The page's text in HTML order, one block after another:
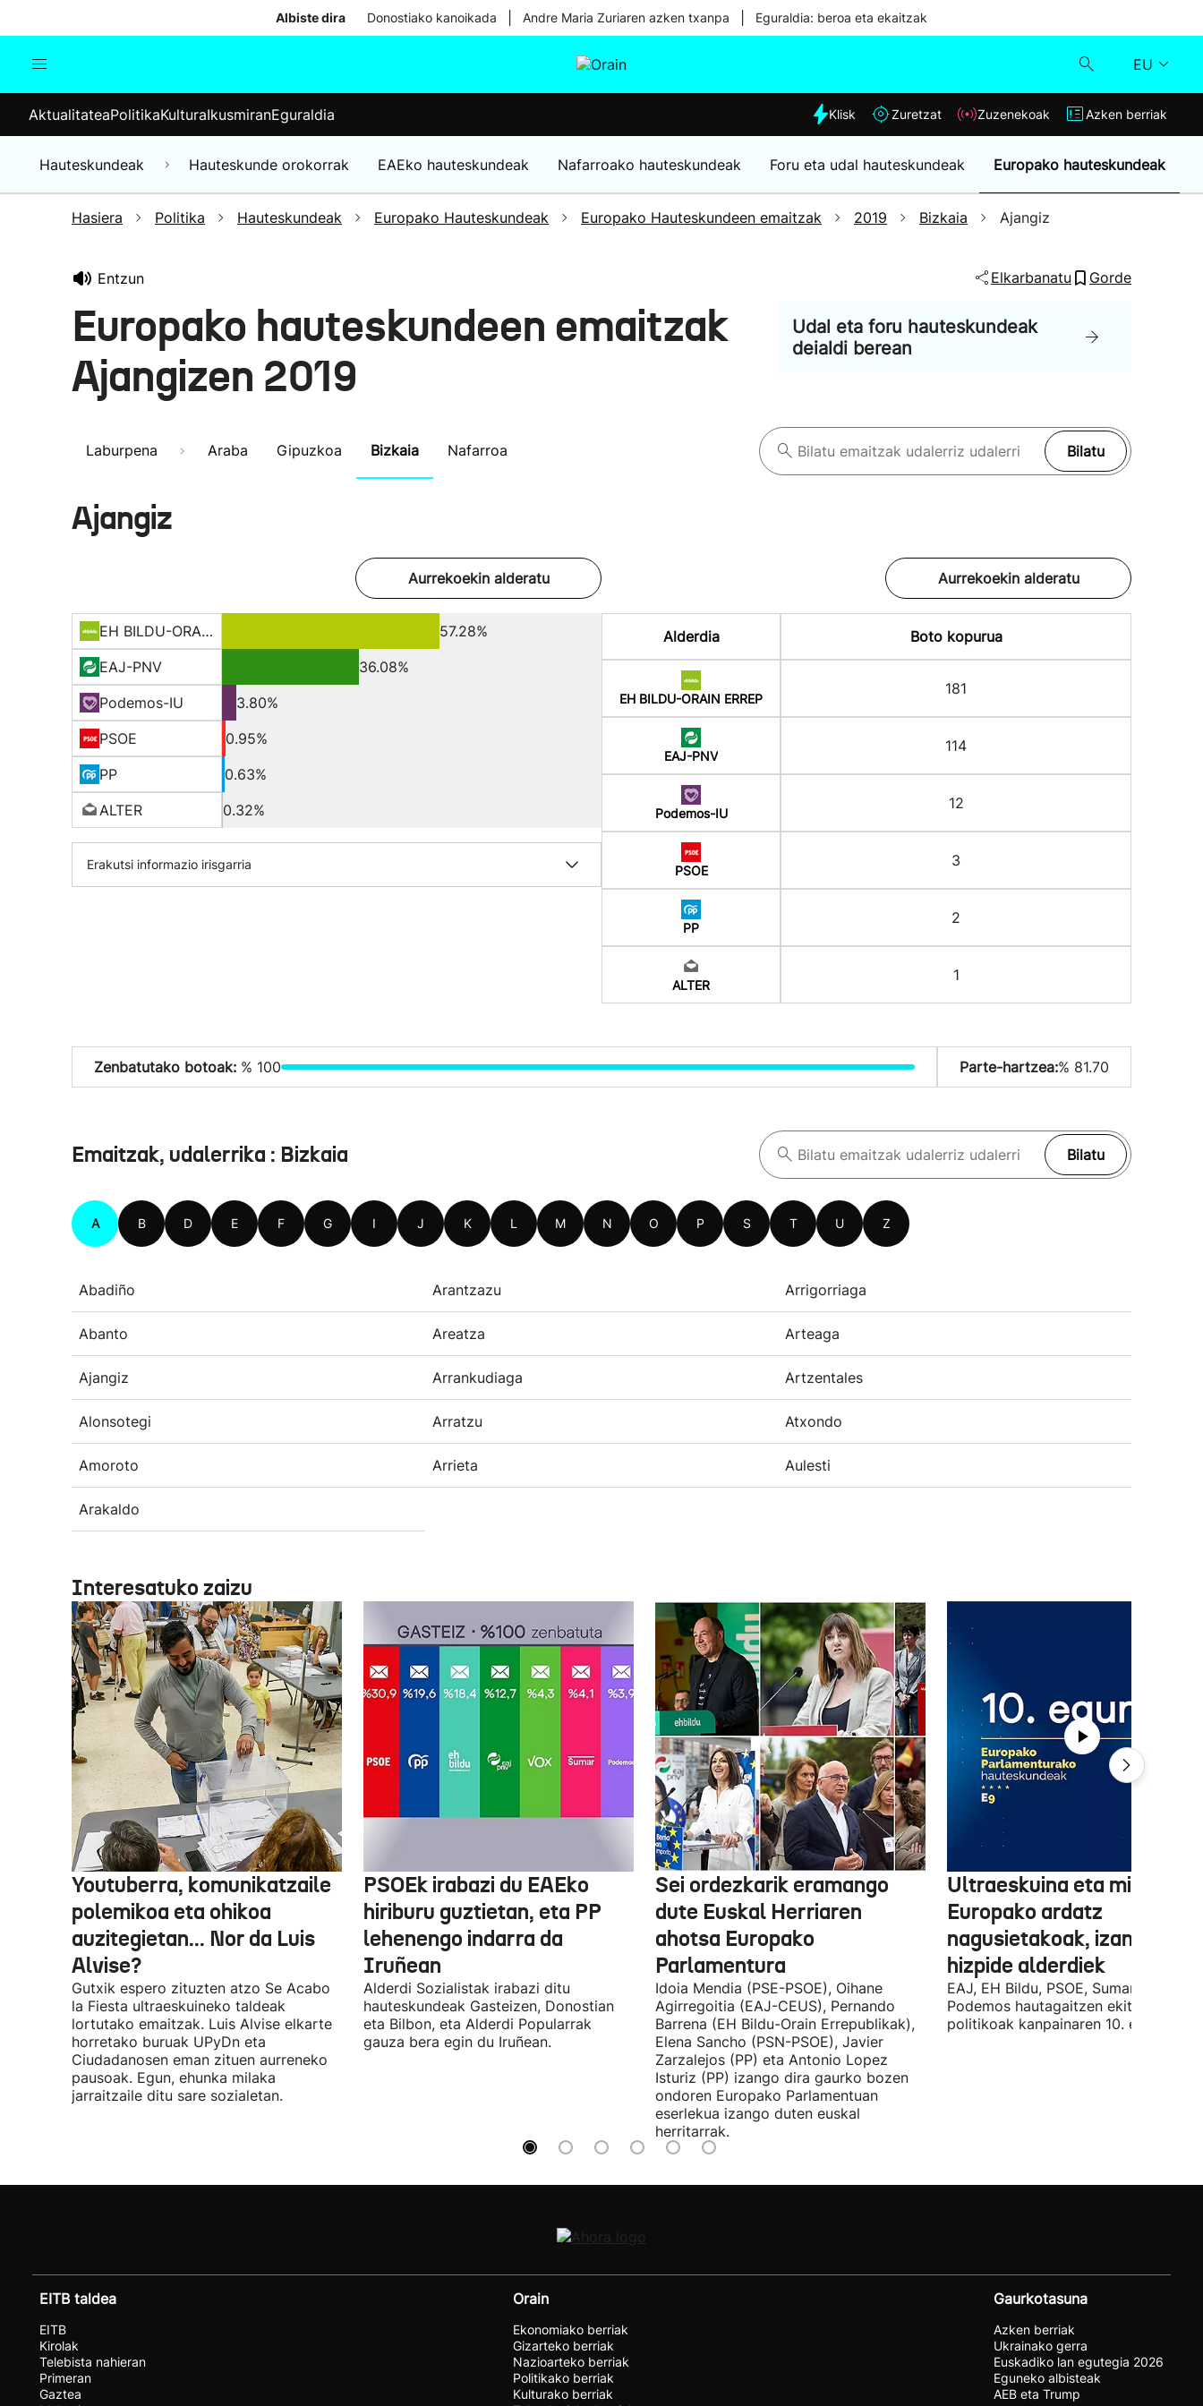
Albiste dira Donostiako kanoikada Andre Maria Zuriaren azken txanpa Eguraldia: beroa eta ekaitzak
EU
Munduko albisteak
Hauteskundeak
Eguraldia
Klisk
Zuzenekoak
Azken berriak
AktualitateaPolitikaKulturaIkusmiranEguraldia Klisk Zuretzat Zuzenekoak Azken berriak
Hauteskundeak Hauteskunde orokorrak EAEko hauteskundeak Nafarroako hauteskundeak Foru eta udal hauteskundeak Europako hauteskundeak
Hasiera Politika Hauteskundeak Europako Hauteskundeak Europako Hauteskundeen emaitzak 2019 Bizkaia Ajangiz
Entzun Elkarbanatu Gorde
Europako hauteskundeen emaitzak
Ajangizen 2019
Udal eta foru hauteskundeak
deialdi berean
Laburpena Araba Gipuzkoa Bizkaia Nafarroa Bilatu
Ajangiz
Aurrekoekin alderatu
EH BILDU-ORAIN ERREP
57.28%
EAJ-PNV
36.08%
Podemos-IU
3.80%
PSOE
0.95%
PP
0.63%
ALTER
0.32%
Erakutsi informazio irisgarria
Aurrekoekin alderatu
Alderdia Boto kopurua
EH BILDU-ORAIN ERREP
181
EAJ-PNV
114
Podemos-IU
12
PSOE
3
PP
2
ALTER
1
Zenbatutako botoak: % 100 Parte-hartzea:% 81.70
Emaitzak, udalerrika : Bizkaia Bilatu
A B D E F G I J K L M N O P S T U Z
Abadiño Arantzazu Arrigorriaga
Abanto Areatza Arteaga
Ajangiz Arrankudiaga Artzentales
Alonsotegi Arratzu Atxondo
Amoroto Arrieta Aulesti
Arakaldo
Interesatuko zaizu
Youtuberra, komunikatzaile
polemikoa eta ohikoa
auzitegietan... Nor da Luis
Alvise?
Gutxik espero zituzten atzo Se Acabo
la Fiesta ultraeskuineko taldeak
lortutako emaitzak. Luis Alvise elkarte
horretako buruak UPyDn eta
Ciudadanosen eman zituen aurreneko
pausoak. Egun, ehunka milaka
jarraitzaile ditu sare sozialetan.
PSOEk irabazi du EAEko
hiriburu guztietan, eta PP
lehenengo indarra da
Iruñean
Alderdi Sozialistak irabazi ditu
hauteskundeak Gasteizen, Donostian
eta Bilbon, eta Alderdi Popularrak
gauza bera egin du Iruñean.
Sei ordezkarik eramango
dute Euskal Herriaren
ahotsa Europako
Parlamentura
Idoia Mendia (PSE-PSOE), Oihane
Agirregoitia (EAJ-CEUS), Pernando
Barrena (EH Bildu-Orain Errepublikak),
Elena Sancho (PSN-PSOE), Javier
Zarzalejos (PP) eta Antonio Lopez
Isturiz (PP) izango dira gaurko bozen
ondoren Europako Parlamentuan
eserlekua izango duten euskal
herritarrak.
Ultraeskuina eta
Europako ardatz
nagusietakoak, izan dituzte
hizpide alderdiek
EAJ, EH Bildu, PSOE, Sumar, PP eta
Podemos hautagaitzen ekitaldi
politikoak kanpainaren 10. egunean.
EITB taldea
EITB
Kirolak
Telebista nahieran
Primeran
Gaztea
Orain
Ekonomiako berriak
Gizarteko berriak
Nazioarteko berriak
Politikako berriak
Kulturako berriak
Gaurkotasuna
Azken berriak
Ukrainako gerra
Euskadiko lan egutegia 2026
Eguneko albisteak
AEB eta Trump